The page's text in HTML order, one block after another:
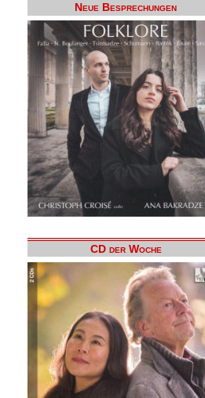
Neue Besprechungen
CD der Woche